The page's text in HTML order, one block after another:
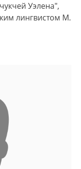
Уэлена",
лингвистом М.